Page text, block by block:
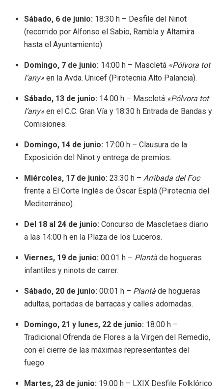
Sábado, 6 de junio: 18:30 h – Desfile del Ninot
(recorrido por Alfonso el Sabio, Rambla y Altamira
hasta el Ayuntamiento).
Domingo, 7 de junio: 14:00 h – Mascletá «Pólvora tot
l’any» en la Avda.Unicef (Pirotecnia Alto Palancia).
Sábado, 13 de junio: 14:00 h – Mascletá «Pólvora tot
l’any» en el C.C.Gran Víay 18:30 h Entrada de Bandas y
Comisiones.
Domingo, 14 de junio: 17:00 h – Clausura de la
Exposición del Ninot y entrega de premios.
Miércoles, 17 de junio: 23:30 h –Arribada del Foc
frente a El Corte Inglés de Óscar Esplá (Pirotecnia del
Mediterráneo).
Del 18 al 24 de junio: Concurso de Mascletaes diario
a las 14:00 h en la Plaza de los Luceros.
Viernes, 19 de junio: 00:01 h – Plantà de hogueras
infantiles y ninots de carrer.
Sábado, 20 de junio: 00:01 h – Plantà de hogueras
adultas, portadas de barracas y calles adornadas.
Domingo, 21 y lunes, 22 de junio: 18:00 h –
Tradicional Ofrenda de Flores a la Virgen del Remedio,
con el cierre de las máximas representantes del
fuego.
Martes, 23 de junio: 19:00 h – LXIX Desfile Folklórico